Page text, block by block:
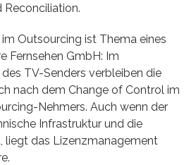
Reconciliation.
Outsourcing ist Thema eines
Fernsehen GmbH: Im
TV-Senders verbleiben die
nach dem Change of Control im
Nehmers. Auch wenn der
Infrastruktur und die
liegt das Lizenzmanagement